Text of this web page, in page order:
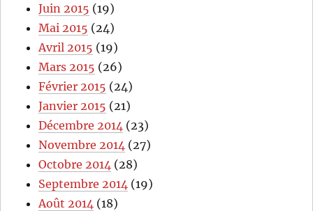
Juin 2015 (19)
Mai 2015 (24)
Avril 2015 (19)
Mars 2015 (26)
Février 2015 (24)
Janvier 2015 (21)
Décembre 2014 (23)
Novembre 2014 (27)
Octobre 2014 (28)
Septembre 2014 (19)
Août 2014 (18)